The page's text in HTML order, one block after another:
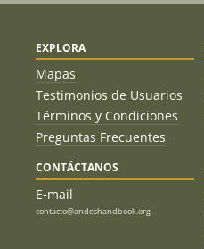
EXPLORA
Mapas
Testimonios de Usuarios
Términos y Condiciones
Preguntas Frecuentes
CONTÁCTANOS
E-mail
contacto@andeshandbook.org